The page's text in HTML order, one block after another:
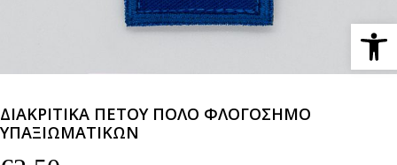
ΔΙΑΚΡΙΤΙΚΑ ΠΕΤΟΥ ΠΟΛΟ ΦΛΟΓΟΣΗΜΟ
ΥΠΑΞΙΩΜΑΤΙΚΩΝ